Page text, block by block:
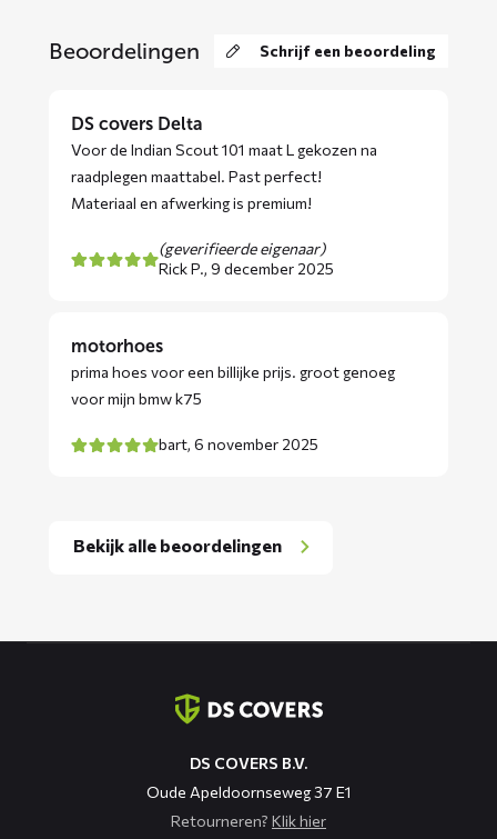
Beoordelingen Schrijf een beoordeling
DS covers Delta
Voor de Indian Scout 101 maat L gekozen na
raadplegen maattabel. Past perfect!
Materiaal en afwerking is premium!
(geverifieerde eigenaar)
Rick P., 9 december 2025
motorhoes
prima hoes voor een billijke prijs. groot genoeg
voor mijn bmw k75
bart, 6 november 2025
Bekijk alle beoordelingen
DS COVERS B.V.
Oude Apeldoornseweg 37 E1
Retourneren? Klik hier